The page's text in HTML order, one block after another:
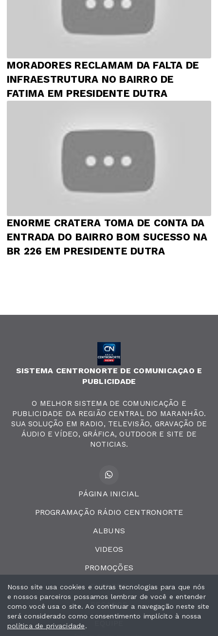
MORADORES RECLAMAM DA FALTA DE
INFRAESTRUTURA NO BAIRRO DE
FATIMA EM PRESIDENTE DUTRA
ENORME CRATERA TOMA DE CONTA DA
ENTRADA DO BAIRRO BOM SUCESSO NA
BR 226 EM PRESIDENTE DUTRA
SISTEMA CENTRONORTE DE COMUNICAÇAO E
PUBLICIDADE
O MELHOR SISTEMA DE COMUNICAÇÃO E
PUBLICIDADE DA REGIÃO CENTRAL DO MARANHÃO.
SUA SOLUÇÃO EM RADIO, TELEVISÃO, GRAVAÇÃO DE
ÁUDIO E VÍDEO, GRÁFICA, OUTDOOR E SITE DE
NOTICIAS.
PÁGINA INICIAL
PROGRAMAÇÃO RÁDIO CENTRONORTE
ALBUNS
VIDEOS
PROMOÇÕES
EVENTOS
RECADOS
Nosso site usa cookies e outras tecnologias para que nós
e nossos parceiros possamos lembrar de você e entender
como você usa o site. Ao continuar a navegação neste site
será considerado como consentimento implícito à nossa
política de privacidade.